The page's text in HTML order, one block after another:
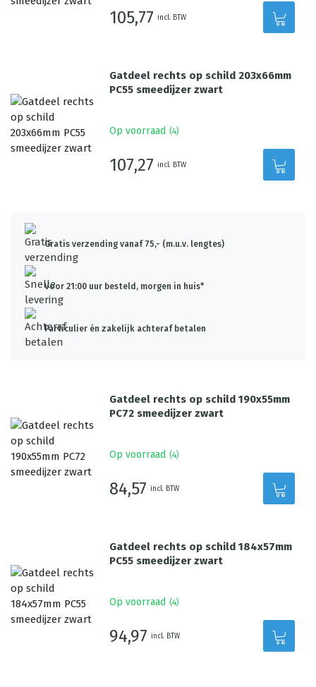
105,77 incl. BTW
Gatdeel rechts op schild 203x66mm
PC55 smeedijzer zwart
Op voorraad (4)
107,27 incl. BTW
Gratis verzending vanaf 75,- (m.u.v. lengtes)
Voor 21:00 uur besteld, morgen in huis*
Particulier én zakelijk achteraf betalen
Gatdeel rechts op schild 190x55mm
PC72 smeedijzer zwart
Op voorraad (4)
84,57 incl. BTW
Gatdeel rechts op schild 184x57mm
PC55 smeedijzer zwart
Op voorraad (4)
94,97 incl. BTW